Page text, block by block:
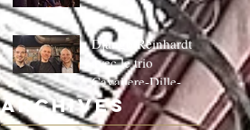
Django Reinhardt
avec le trio
Cavaliere-Dille-
Dardenne!!!!!!C'EST
COMPLET!!!!
Archives